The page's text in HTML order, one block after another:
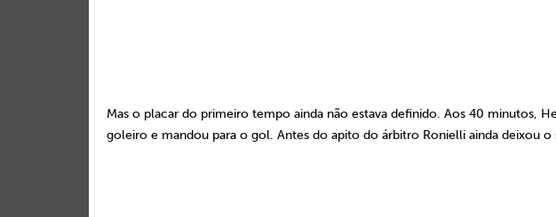
Mas o placar do primeiro tempo ainda não estava definido. Aos 40 minutos,
goleiro e mandou para o gol. Antes do apito do árbitro Ronielli ainda deixou